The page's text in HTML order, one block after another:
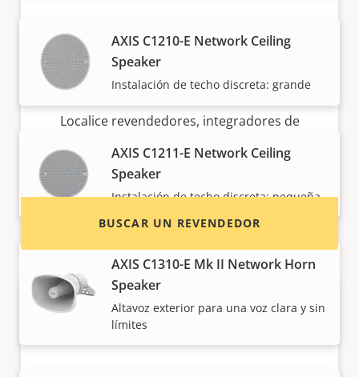
AXIS C1210-E Network Ceiling
Speaker
Instalación de techo discreta: grande
AXIS C1211-E Network Ceiling
Speaker
Instalación de techo discreta: pequeña
AXIS C1310-E Mk II Network Horn
Speaker
Altavoz exterior para una voz clara y sin
límites
¿Quiere comprar productos Axis?
Localice revendedores, integradores de
sistemas de Axis.
BUSCAR UN REVENDEDOR